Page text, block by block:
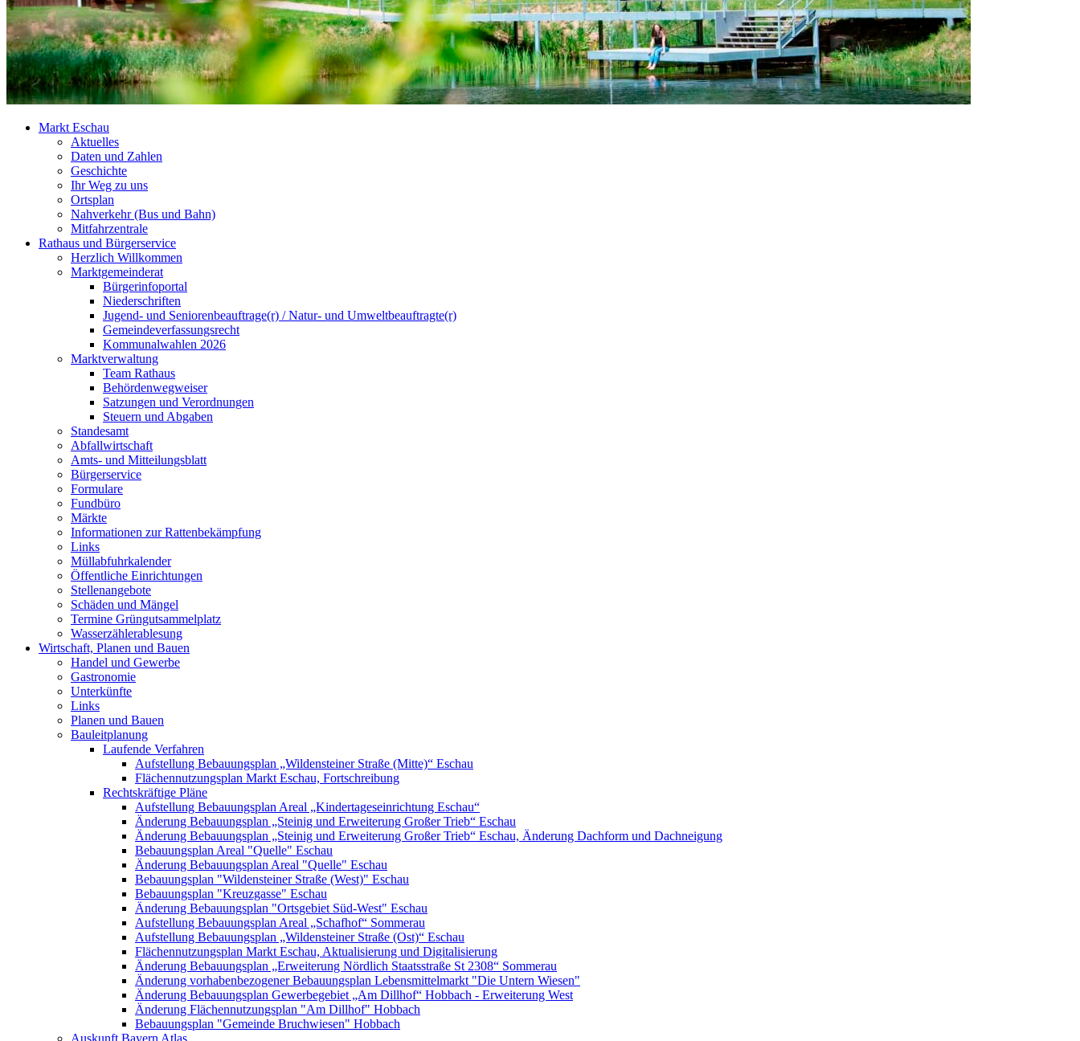
Markt Eschau
Aktuelles
Daten und Zahlen
Geschichte
Ihr Weg zu uns
Ortsplan
Nahverkehr (Bus und Bahn)
Mitfahrzentrale
Rathaus und Bürgerservice
Herzlich Willkommen
Marktgemeinderat
Bürgerinfoportal
Niederschriften
Jugend- und Seniorenbeauftrage(r) / Natur- und Umweltbeauftragte(r)
Gemeindeverfassungsrecht
Kommunalwahlen 2026
Marktverwaltung
Team Rathaus
Behördenwegweiser
Satzungen und Verordnungen
Steuern und Abgaben
Standesamt
Abfallwirtschaft
Amts- und Mitteilungsblatt
Bürgerservice
Formulare
Fundbüro
Märkte
Informationen zur Rattenbekämpfung
Links
Müllabfuhrkalender
Öffentliche Einrichtungen
Stellenangebote
Schäden und Mängel
Termine Grüngutsammelplatz
Wasserzählerablesung
Wirtschaft, Planen und Bauen
Handel und Gewerbe
Gastronomie
Unterkünfte
Links
Planen und Bauen
Bauleitplanung
Laufende Verfahren
Aufstellung Bebauungsplan „Wildensteiner Straße (Mitte)“ Eschau
Flächennutzungsplan Markt Eschau, Fortschreibung
Rechtskräftige Pläne
Aufstellung Bebauungsplan Areal „Kindertageseinrichtung Eschau“
Änderung Bebauungsplan „Steinig und Erweiterung Großer Trieb“ Eschau
Änderung Bebauungsplan „Steinig und Erweiterung Großer Trieb“ Eschau, Änderung Dachform und Dachneigung
Bebauungsplan Areal "Quelle" Eschau
Änderung Bebauungsplan Areal "Quelle" Eschau
Bebauungsplan "Wildensteiner Straße (West)" Eschau
Bebauungsplan "Kreuzgasse" Eschau
Änderung Bebauungsplan "Ortsgebiet Süd-West" Eschau
Aufstellung Bebauungsplan Areal „Schafhof“ Sommerau
Aufstellung Bebauungsplan „Wildensteiner Straße (Ost)“ Eschau
Flächennutzungsplan Markt Eschau, Aktualisierung und Digitalisierung
Änderung Bebauungsplan „Erweiterung Nördlich Staatsstraße St 2308“ Sommerau
Änderung vorhabenbezogener Bebauungsplan Lebensmittelmarkt "Die Untern Wiesen"
Änderung Bebauungsplan Gewerbegebiet „Am Dillhof“ Hobbach - Erweiterung West
Änderung Flächennutzungsplan "Am Dillhof" Hobbach
Bebauungsplan "Gemeinde Bruchwiesen" Hobbach
Auskunft Bayern Atlas